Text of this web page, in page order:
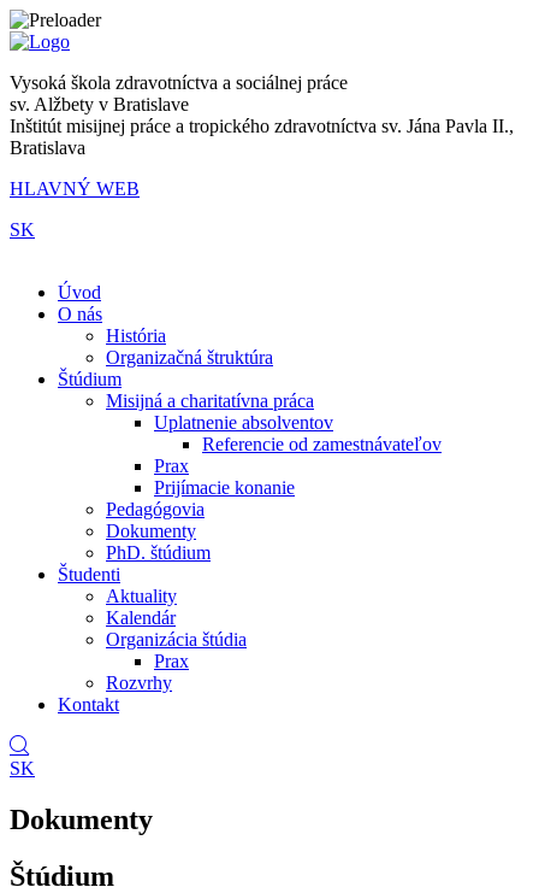
Vysoká škola zdravotníctva a sociálnej práce
sv. Alžbety v Bratislave
Inštitút misijnej práce a tropického zdravotníctva sv. Jána Pavla II.,
Bratislava
HLAVNÝ WEB
SK
Úvod
O nás
História
Organizačná štruktúra
Štúdium
Misijná a charitatívna práca
Uplatnenie absolventov
Referencie od zamestnávateľov
Prax
Prijímacie konanie
Pedagógovia
Dokumenty
PhD. štúdium
Študenti
Aktuality
Kalendár
Organizácia štúdia
Prax
Rozvrhy
Kontakt
SK
Dokumenty
Štúdium